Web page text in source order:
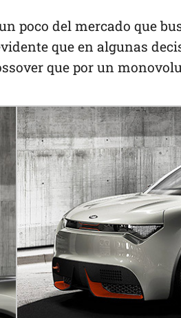
poco del mercado que
que en algunas
que por un